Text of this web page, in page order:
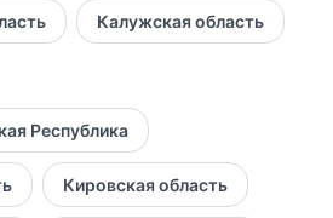
Калужская область
Республика
Кировская область